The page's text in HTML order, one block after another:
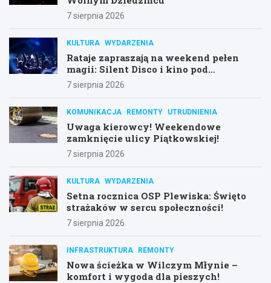
7 sierpnia 2026
KULTURA WYDARZENIA
Rataje zapraszają na weekend pełen
magii: Silent Disco i kino pod
gwiazdami!
7 sierpnia 2026
KOMUNIKACJA REMONTY UTRUDNIENIA
Uwaga kierowcy! Weekendowe
zamknięcie ulicy Piątkowskiej!
7 sierpnia 2026
KULTURA WYDARZENIA
Setna rocznica OSP Plewiska: Święto
strażaków w sercu społeczności!
7 sierpnia 2026
INFRASTRUKTURA REMONTY
Nowa ścieżka w Wilczym Młynie –
komfort i wygoda dla pieszych!